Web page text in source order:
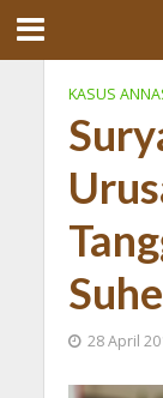
KASUS
28 April